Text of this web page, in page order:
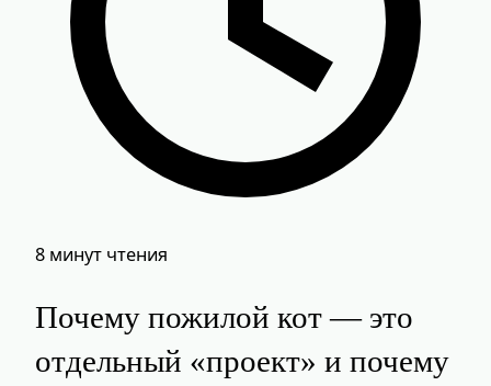
8 минут чтения
Почему пожилой кот — это
отдельный «проект» и почему